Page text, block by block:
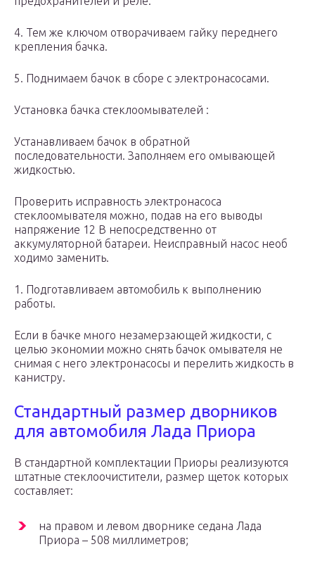
4. Тем же ключом отворачиваем гайку переднего
крепления бачка.
5. Поднимаем бачок в сборе с электронасосами.
Установка бачка стеклоомывателей :
Устанавливаем бачок в обратной
последовательности. Заполняем его омывающей
жидкостью.
Проверить исправность электронасоса
стеклоомывателя можно, подав на его выводы
напряжение 12 В непосредственно от
аккумуляторной батареи. Неисправный насос необ
ходимо заменить.
1. Подготавливаем автомобиль к выполнению
работы.
Если в бачке много незамерзающей жидкости, с
целью экономии можно снять бачок омывателя не
снимая с него электронасосы и перелить жидкость в
канистру.
Стандартный размер дворников
для автомобиля Лада Приора
В стандартной комплектации Приоры реализуются
штатные стеклоочистители, размер щеток которых
составляет:
на правом и левом дворнике седана Лада
Приора – 508 миллиметров;